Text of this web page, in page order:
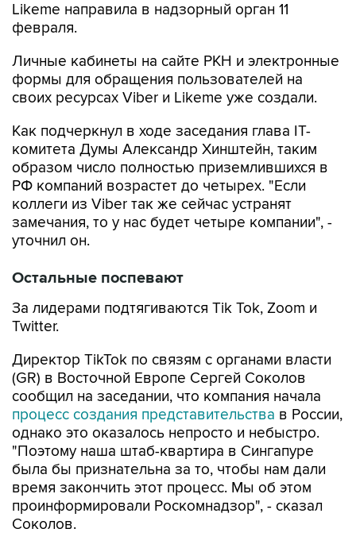
Likeme направила в надзорный орган 11
февраля.
Личные кабинеты на сайте РКН и электронные
формы для обращения пользователей на
своих ресурсах Viber и Likeme уже создали.
Как подчеркнул в ходе заседания глава IT-
комитета Думы Александр Хинштейн, таким
образом число полностью приземлившихся в
РФ компаний возрастет до четырех. "Если
коллеги из Viber так же сейчас устранят
замечания, то у нас будет четыре компании", -
уточнил он.
Остальные поспевают
За лидерами подтягиваются Tik Tok, Zoom и
Twitter.
Директор TikTok по связям с органами власти
(GR) в Восточной Европе Сергей Соколов
сообщил на заседании, что компания начала
процесс создания представительства в России,
однако это оказалось непросто и небыстро.
"Поэтому наша штаб-квартира в Сингапуре
была бы признательна за то, чтобы нам дали
время закончить этот процесс. Мы об этом
проинформировали Роскомнадзор", - сказал
Соколов.